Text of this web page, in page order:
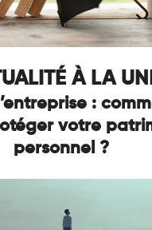
À LA
:
votre
personnel ?